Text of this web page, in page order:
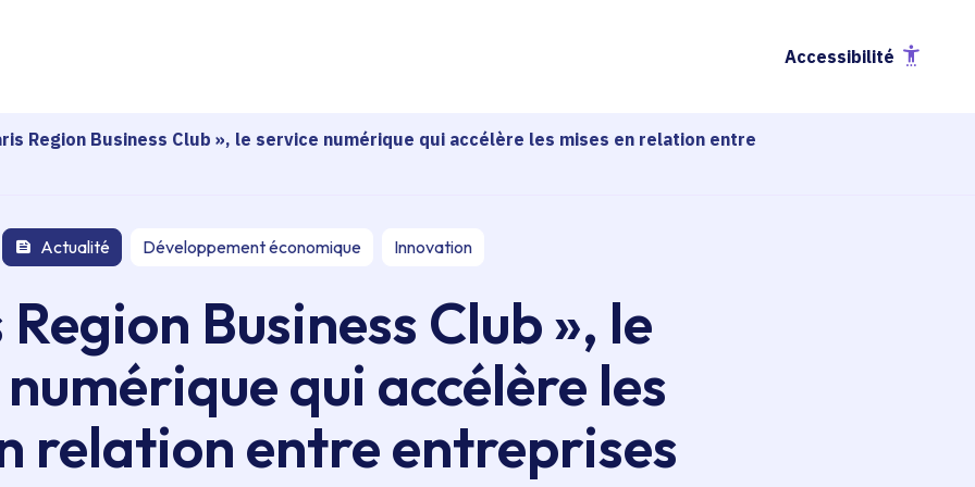
Accessibilité
Region Business Club », le service numérique qui accélère les mises en relation entre
Actualité Développement économique Innovation
Business Club », le
qui accélère les
relation entre entreprises